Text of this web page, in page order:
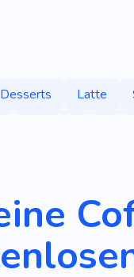
Desserts Latte
Küchenset